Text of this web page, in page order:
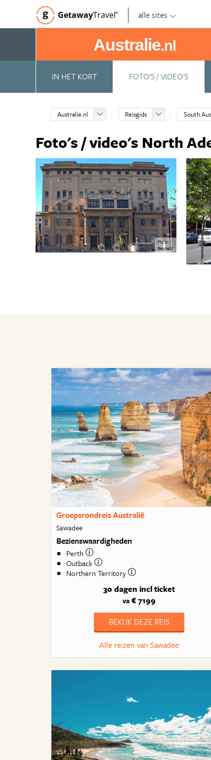
GetawayTravel© alle sites
Australie.nl
IN HET KORT FOTO'S / VIDEO'S
Australie.nl Reisgids South
Foto's / video's North
Flickr:
Rexness
Groepsrondreis Australië
Sawadee
Bezienswaardigheden
Perth
Outback
Northern Territory
30 dagen incl ticket
va € 7199
BEKIJK DEZE REIS
Alle reizen van Sawadee